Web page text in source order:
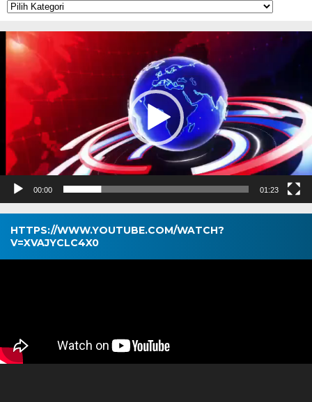
Kategori
Pemutar
Video
00:00 01:23
HTTPS://WWW.YOUTUBE.COM/WATCH?
V=XVAJYCLC4X0
Pemutar